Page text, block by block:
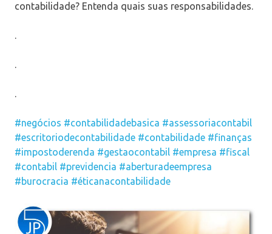
contabilidade? Entenda quais suas responsabilidades.
.
.
.
#negócios #contabilidadebasica #assessoriacontabil
#escritoriodecontabilidade #contabilidade #finanças
#impostoderenda #gestaocontabil #empresa #fiscal
#contabil #previdencia #aberturadeempresa
#burocracia #éticanacontabilidade